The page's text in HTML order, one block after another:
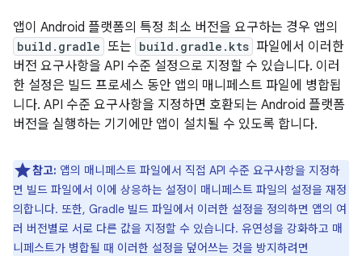
앱이 Android 플랫폼의 특정 최소 버전을 요구하는 경우 앱의
build.gradle 또는 build.gradle.kts 파일에서 이러한
버전 요구사항을 API 수준 설정으로 지정할 수 있습니다. 이러
한 설정은 빌드 프로세스 동안 앱의 매니페스트 파일에 병합됩
니다. API 수준 요구사항을 지정하면 호환되는 Android 플랫폼
버전을 실행하는 기기에만 앱이 설치될 수 있도록 합니다.
참고: 앱의 매니페스트 파일에서 직접 API 수준 요구사항을 지정하
면 빌드 파일에서 이에 상응하는 설정이 매니페스트 파일의 설정을 재정
의합니다. 또한, Gradle 빌드 파일에서 이러한 설정을 정의하면 앱의 여
러 버전별로 서로 다른 값을 지정할 수 있습니다. 유연성을 강화하고 매
니페스트가 병합될 때 이러한 설정을 덮어쓰는 것을 방지하려면